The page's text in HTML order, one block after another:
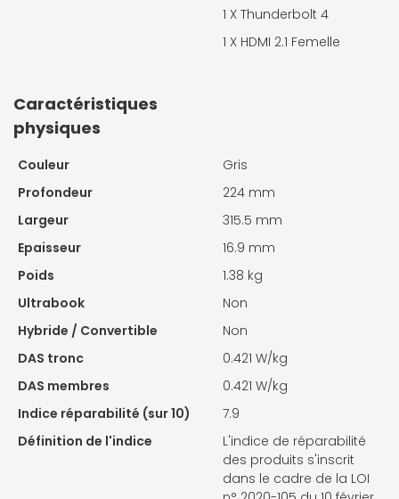
1 X Thunderbolt 4
1 X HDMI 2.1 Femelle
Caractéristiques
physiques
Couleur
Gris
Profondeur
224 mm
Largeur
315.5 mm
Epaisseur
16.9 mm
Poids
1.38 kg
Ultrabook
Non
Hybride / Convertible
Non
DAS tronc
0.421 W/kg
DAS membres
0.421 W/kg
Indice réparabilité (sur 10)
7.9
Définition de l'indice
L'indice de réparabilité
des produits s'inscrit
dans le cadre de la LOI